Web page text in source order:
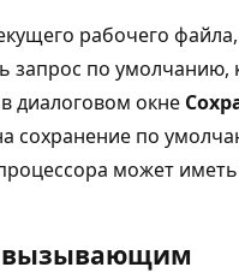
рабочего
запрос по умолчанию,
диалоговом окне
сохранение по
может
вызывающим